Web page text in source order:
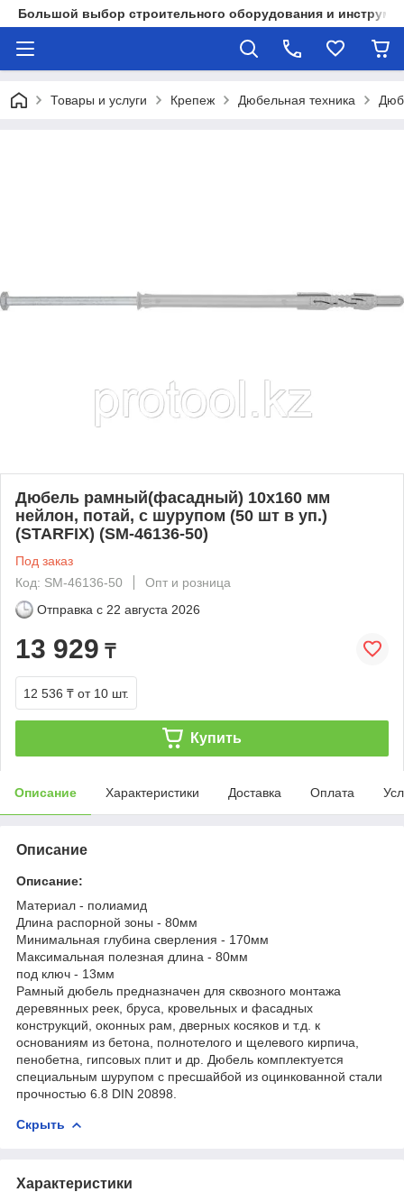
Большой выбор строительного оборудования и
Товары и услуги Крепеж Дюбельная техника
Дюбель рамный(фасадный) 10х160 мм
нейлон, потай, с шурупом (50 шт в уп.)
(STARFIX) (SM-46136-50)
Под заказ
Код: SM-46136-50
Опт и розница
Отправка с 22 августа 2026
13 929 ₸
12 536 ₸ от 10 шт.
Купить
Описание Характеристики Доставка Оплата
Описание
Описание:
Материал - полиамид
Длина распорной зоны - 80мм
Минимальная глубина сверления - 170мм
Максимальная полезная длина - 80мм
под ключ - 13мм
Рамный дюбель предназначен для сквозного монтажа
деревянных реек, бруса, кровельных и фасадных
конструкций, оконных рам, дверных косяков и т.д. к
основаниям из бетона, полнотелого и щелевого кирпича,
пенобетна, гипсовых плит и др. Дюбель комплектуется
специальным шурупом с пресшайбой из оцинкованной стали
прочностью 6.8 DIN 20898.
Скрыть
Характеристики